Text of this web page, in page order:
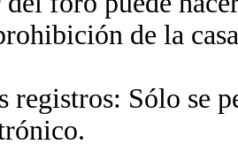
de la
registros: Sólo se